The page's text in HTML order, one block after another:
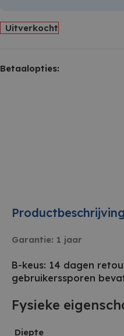
Uitverkocht
Betaalopties:
Productbeschrijving
Garantie: 1 jaar
B-keus: 14 dagen
gebruikerssporen
Fysieke
Diepte